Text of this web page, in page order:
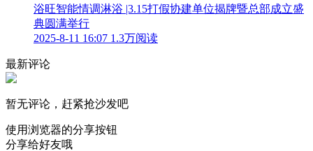
浴旺智能情调淋浴 |3.15打假协建单位揭牌暨总部成立盛
典圆满举行
2025-8-11 16:07 1.3万阅读
最新评论
暂无评论，赶紧抢沙发吧
使用浏览器的分享按钮
分享给好友哦